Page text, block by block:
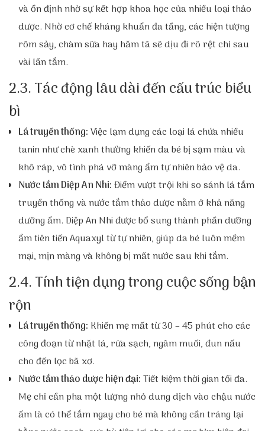
và ổn định nhờ sự kết hợp khoa học của nhiều loại thảo
dược. Nhờ cơ chế kháng khuẩn đa tầng, các hiện tượng
rôm sảy, chàm sữa hay hăm tã sẽ dịu đi rõ rệt chỉ sau
vài lần tắm.
2.3. Tác động lâu dài đến cấu trúc biểu
bì
Lá truyền thống:Việc lạm dụng các loại lá chứa nhiều
tanin như chè xanh thường khiến da bé bị sạm màu và
khô ráp, vô tình phá vỡ màng ẩm tự nhiên bảo vệ da.
Nước tắm Diệp An Nhi:Điểm vượt trội khi so sánh lá tắm
truyền thống và nước tắm thảo dược nằm ở khả năng
dưỡng ẩm. Diệp An Nhi được bổ sung thành phần dưỡng
ẩm tiên tiến Aquaxyl từ tự nhiên, giúp da bé luôn mềm
mại, mịn màng và không bị mất nước sau khi tắm.
2.4. Tính tiện dụng trong cuộc sống bận
rộn
Lá truyền thống: Khiến mẹ mất từ 30 – 45 phút cho các
công đoạn từ nhặt lá, rửa sạch, ngâm muối, đun nấu
cho đến lọc bã xơ.
Nước tắm thảo dược hiện đại:Tiết kiệm thời gian tối đa.
Mẹ chỉ cần pha một lượng nhỏ dung dịch vào chậu nước
ấm là có thể tắm ngay cho bé mà không cần tráng lại